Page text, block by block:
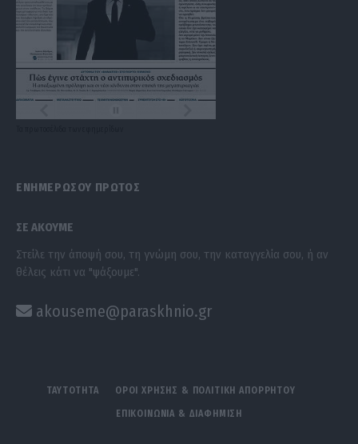
ΕΝΗΜΕΡΩΣΟΥ ΠΡΩΤΟΣ
ΣΕ ΑΚΟΥΜΕ
Στείλε την άποψή σου, τη γνώμη σου, την καταγγελία σου, ή αν
θέλεις κάτι να "ψάξουμε".
akouseme@paraskhnio.gr
ΤΑΥΤΟΤΗΤΑ ΟΡΟΙ ΧΡΗΣΗΣ & ΠΟΛΙΤΙΚΗ ΑΠΟΡΡΗΤΟΥ
ΕΠΙΚΟΙΝΩΝΙΑ & ΔΙΑΦΗΜΙΣΗ